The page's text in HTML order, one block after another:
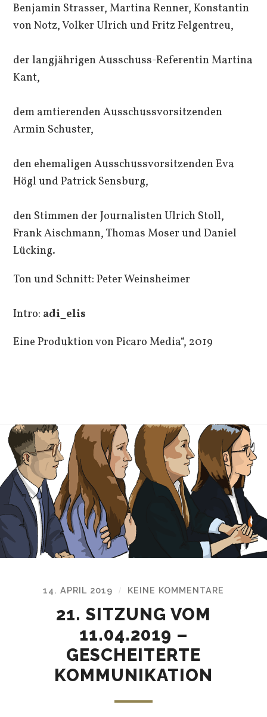
Benjamin Strasser, Martina Renner, Konstantin
von Notz, Volker Ulrich und Fritz Felgentreu,
der langjährigen Ausschuss-Referentin Martina
Kant,
dem amtierenden Ausschussvorsitzenden
Armin Schuster,
den ehemaligen Ausschussvorsitzenden Eva
Högl und Patrick Sensburg,
den Stimmen der Journalisten Ulrich Stoll,
Frank Aischmann, Thomas Moser und Daniel
Lücking.
Ton und Schnitt: Peter Weinsheimer
Intro: adi_elis
Eine Produktion von Picaro Media“, 2019
14. APRIL 2019 / KEINE KOMMENTARE
21. SITZUNG VOM
11.04.2019 –
GESCHEITERTE
KOMMUNIKATION